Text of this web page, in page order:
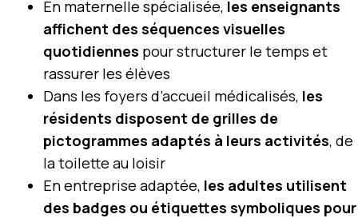
En maternelle spécialisée, les enseignants
affichent des séquences visuelles
quotidiennes pour structurer le temps et
rassurer les élèves
Dans les foyers d’accueil médicalisés, les
résidents disposent de grilles de
pictogrammes adaptés à leurs activités, de
la toilette au loisir
En entreprise adaptée, les adultes utilisent
des badges ou étiquettes symboliques pour